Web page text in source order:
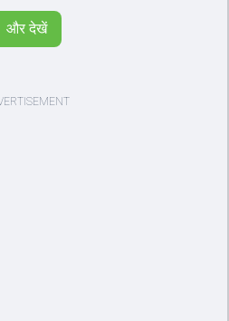
रवाना हो गए हैं और अगली वनडे सीरीज में
और देखें